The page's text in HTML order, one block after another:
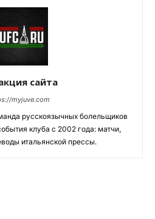
сайта
myjuve.com
русскоязычных болельщиков
клуба с 2002 года: матчи,
итальянской прессы.